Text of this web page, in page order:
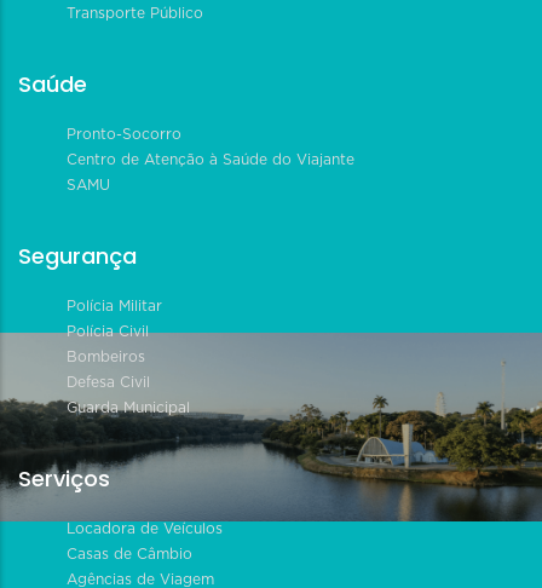
Transporte Público
Saúde
Pronto-Socorro
Centro de Atenção à Saúde do Viajante
SAMU
Segurança
Polícia Militar
Polícia Civil
Bombeiros
Defesa Civil
Guarda Municipal
Serviços
Locadora de Veículos
Casas de Câmbio
Agências de Viagem